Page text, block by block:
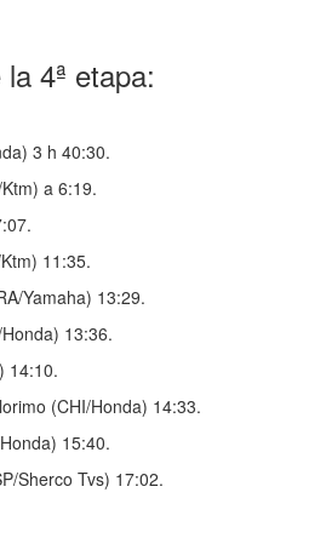
4ª etapa:
3 h 40:30.
a 6:19.
11:35.
Yamaha) 13:29.
13:36.
14:10.
(CHI/Honda) 14:33.
15:40.
Sherco Tvs) 17:02.